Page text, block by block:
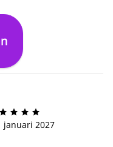
januari 2027